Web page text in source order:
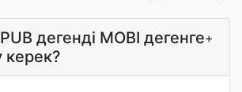
дегенді MOBI дегенге
керек?
+